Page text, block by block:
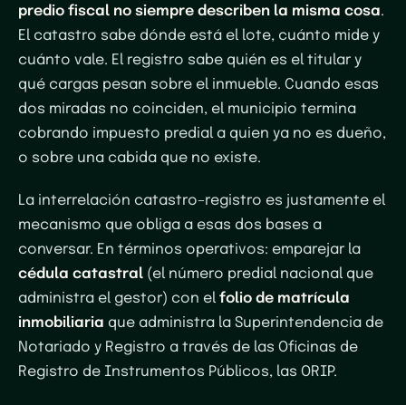
predio fiscal no siempre describen la misma cosa.
El catastro sabe dónde está el lote, cuánto mide y
cuánto vale. El registro sabe quién es el titular y
qué cargas pesan sobre el inmueble. Cuando esas
dos miradas no coinciden, el municipio termina
cobrando impuesto predial a quien ya no es dueño,
o sobre una cabida que no existe.
La interrelación catastro–registro es justamente el
mecanismo que obliga a esas dos bases a
conversar. En términos operativos: emparejar la
cédula catastral (el número predial nacional que
administra el gestor) con el folio de matrícula
inmobiliaria que administra la Superintendencia de
Notariado y Registro a través de las Oficinas de
Registro de Instrumentos Públicos, las ORIP.